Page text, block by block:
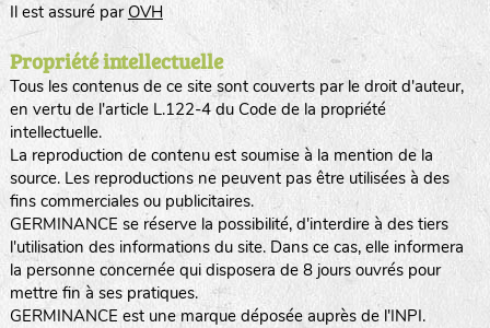
Il est assuré par OVH
Propriété intellectuelle
Tous les contenus de ce site sont couverts par le droit d'auteur,
en vertu de l'article L.122-4 du Code de la propriété
intellectuelle.
La reproduction de contenu est soumise à la mention de la
source. Les reproductions ne peuvent pas être utilisées à des
fins commerciales ou publicitaires.
GERMINANCE se réserve la possibilité, d'interdire à des tiers
l'utilisation des informations du site. Dans ce cas, elle informera
la personne concernée qui disposera de 8 jours ouvrés pour
mettre fin à ses pratiques.
GERMINANCE est une marque déposée auprès de l'INPI.